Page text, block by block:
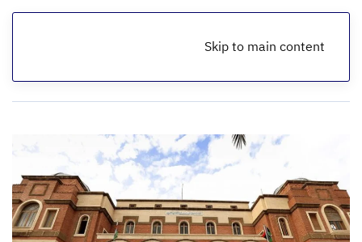
Skip to main content
الرئيسية